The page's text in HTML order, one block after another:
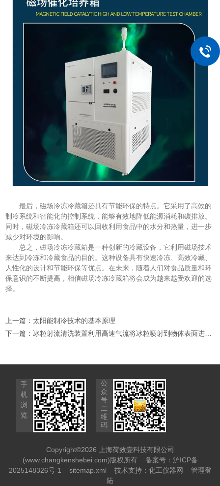
最后，磁场冷冻冷藏箱还具有节能环保的特点。它采用了高效的
制冷系统和智能化的控制系统，能够有效地降低能源消耗和碳排放。
同时，磁场冷冻冷藏箱还可以回收利用食品中的水分和热量，进一步
减少对环境的影响。
总之，磁场冷冻冷藏箱是一种创新的冷藏设备，它利用磁场技术
来达到冷冻和冷藏食品的目的。这种设备具有快速冷冻、高效冷藏、
人性化的设计和节能环保等优点。在未来，随着人们对食品质量和环
保意识的不断提高，相信磁场冷冻冷藏箱将会成为越来越受欢迎的选
择。
上一篇： 太阳能制冷技术的基本原理
下一篇： 冰粒射流清洗装置利用高速气流将冰粒喷射到物体表面进行清洗的设备
手
机
浏
览
公
众
号
二
维
码
Copyright©2026 上海荷效壹科技有限公司
(www.changkenshebei.com)版权所有 备案号：沪ICP备
2025148326号-1
sitemap.xml 技术支持： 化工仪器网
管理登
陆